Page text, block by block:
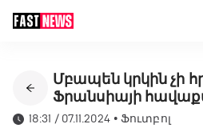
Մբապեն կրկին չի
Ֆրանսիայի
18:31 / 07.11.2024 •Ֆուտբոլ